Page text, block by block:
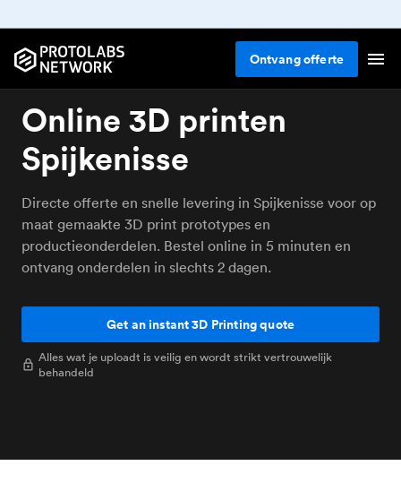
Ontvangofferte
Online 3D printen
Spijkenisse
Directe offerte en snelle levering in Spijkenisse voor op
maat gemaakte 3D print prototypes en
productieonderdelen. Bestel online in 5 minuten en
ontvang onderdelen in slechts 2 dagen.
Get an instant 3D Printing quote
Alles wat je uploadt is veilig en wordt strikt vertrouwelijk
behandeld